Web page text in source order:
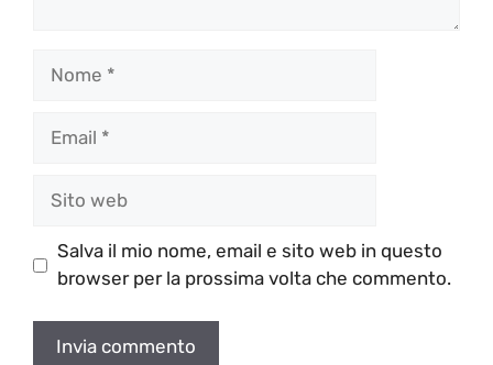
Salva il mio nome, email e sito web in questo
browser per la prossima volta che commento.